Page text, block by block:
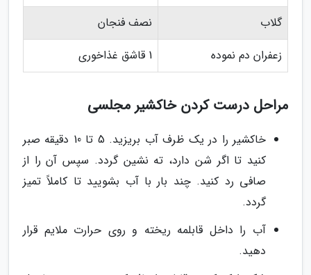
گلاب
نصف فنجان
زعفران دم نموده
1 قاشق غذاخوری
مراحل درست کردن خاکشیر مجلسی
خاکشیر را در یک ظرف آب بریزید. 5 تا 10 دقیقه صبر
کنید تا اگر شن دارد، ته نشین گردد. سپس آن را از
صافی رد کنید. چند بار با آب بشویید تا کاملاً تمیز
گردد.
آب را داخل قابلمه ریخته و روی حرارت ملایم قرار
دهید.